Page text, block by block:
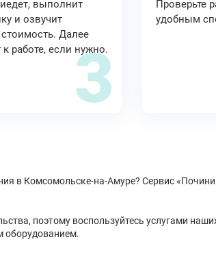
выполнит
и озвучит
Далее
к работе, если нужно.
3
Проверьте
удобным
в Комсомольске-на-Амуре? Сервис
поэтому воспользуйтесь услугами
оборудованием.